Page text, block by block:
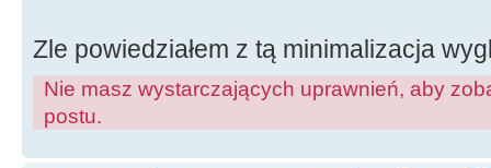
Zle powiedziałem z tą minimalizacja
Nie masz wystarczających uprawnień, aby
postu.